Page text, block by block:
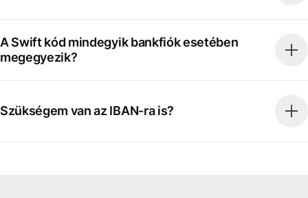
A Swift kód mindegyik bankfiók esetében
megegyezik?
Szükségem van az IBAN-ra is?